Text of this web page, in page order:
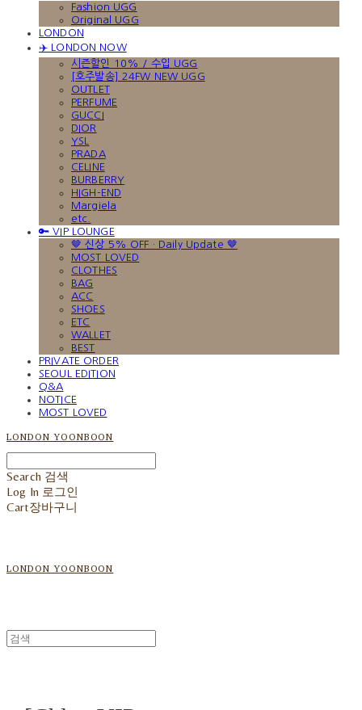
Fashion UGG
Original UGG
LONDON
✈️ LONDON NOW
시즌할인 10% / 수입 UGG
[호주발송] 24FW NEW UGG
OUTLET
PERFUME
GUCCI
DIOR
YSL
PRADA
CELINE
BURBERRY
HIGH-END
Margiela
etc.
🔑 VIP LOUNGE
🤎 신상 5% OFF · Daily Update 🤎
MOST LOVED
CLOTHES
BAG
ACC
SHOES
ETC
WALLET
BEST
PRIVATE ORDER
SEOUL EDITION
Q&A
NOTICE
MOST LOVED
LONDON YOONBOON
Search 검색
Log In 로그인
Cart장바구니
LONDON YOONBOON